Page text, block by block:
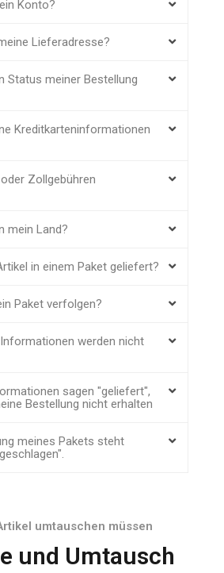
Konto?
Lieferadresse?
Status meiner Bestellung
Kreditkarteninformationen
Zollgebühren
mein Land?
in einem Paket geliefert?
Paket verfolgen?
werden nicht
sagen "geliefert",
Bestellung nicht erhalten
meines Pakets steht
umtauschen müssen
und Umtausch